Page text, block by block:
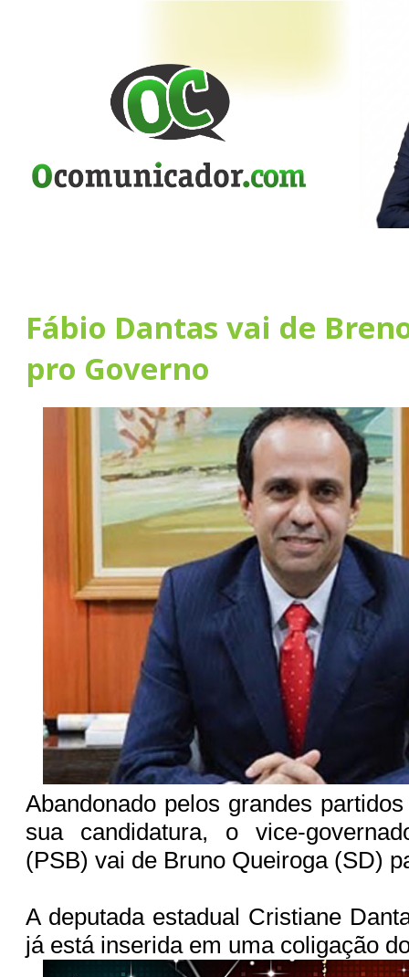
Fábio Dantas vai de
pro Governo
Abandonado pelos grandes
sua candidatura, o vice-
(PSB) vai de Bruno Queiroga (SD)
A deputada estadual Cristiane
já está inserida em uma coligação